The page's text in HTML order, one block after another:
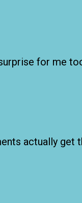
for me
actually get